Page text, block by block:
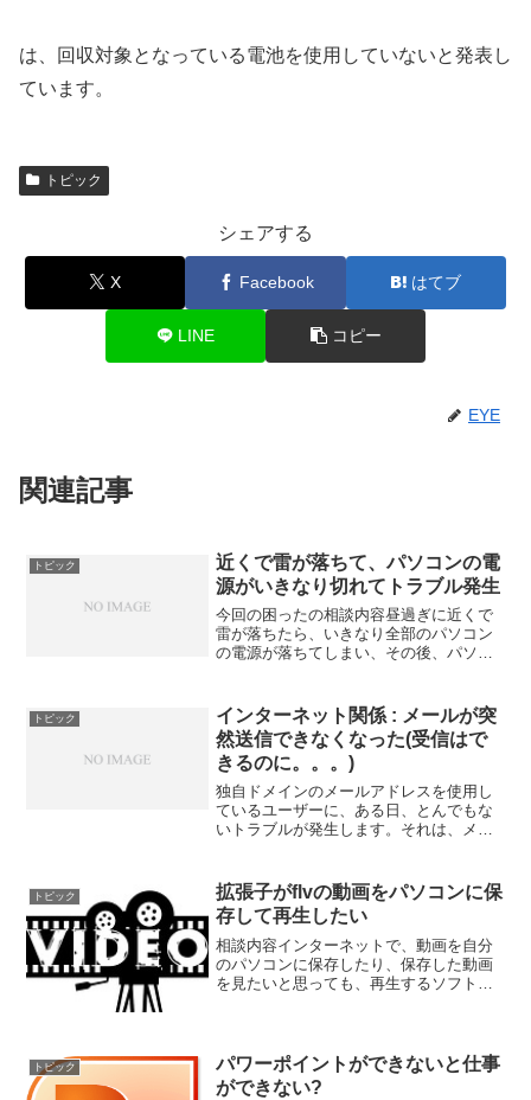
は、回収対象となっている電池を使用していないと発表し
ています。
トピック
シェアする
X Facebook はてブ
LINE コピー
EYE
関連記事
トピック
近くで雷が落ちて、パソコンの電
源がいきなり切れてトラブル発生
今回の困ったの相談内容昼過ぎに近くで
雷が落ちたら、いきなり全部のパソコン
の電源が落ちてしまい、その後、パソコ
通になってしまった、というものでし
た。訪問しての診断結果雷が...
トピック
インターネット関係 : メールが突
然送信できなくなった(受信はで
きるのに。。。)
独自ドメインのメールアドレスを使用し
ているユーザーに、ある日、とんでもな
いトラブルが発生します。それは、メー
因から先にお伝えすると、ユーザーの方
の利用しているプロバイ...
トピック
拡張子がflvの動画をパソコンに保
存して再生したい
相談内容インターネットで、動画を自分
のパソコンに保存したり、保存した動画
を見たいと思っても、再生するソフトが
な方法が...
トピック
パワーポイントができないと仕事
ができない?